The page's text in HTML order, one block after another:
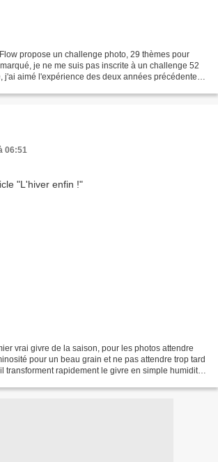
propose un challenge photo, 29 thèmes pour
je ne me suis pas inscrite à un challenge 52
j'ai aimé l'expérience des deux années précédentes,
06:51
vrai givre de la saison, pour les photos attendre
pour un beau grain et ne pas attendre trop tard
transforment rapidement le givre en simple humidité.